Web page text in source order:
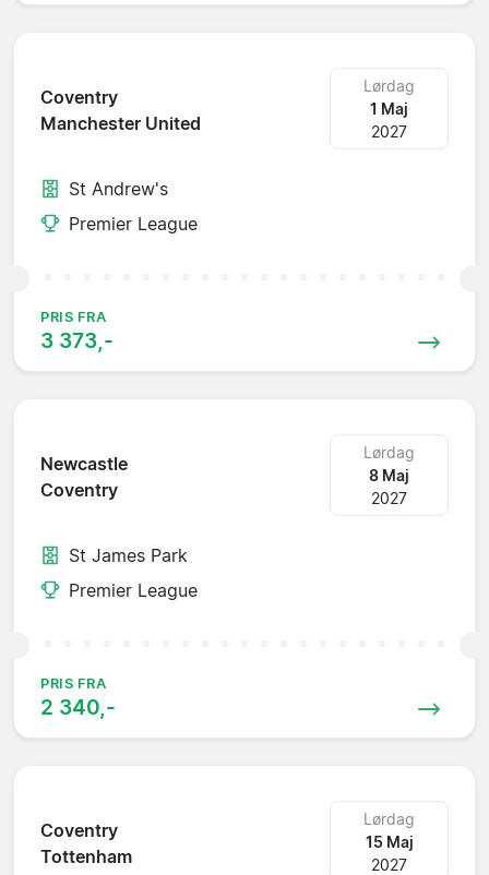
Coventry
Manchester United
Lørdag
1 Maj
2027
St Andrew's
Premier League
PRIS FRA
3 373,-
Newcastle
Coventry
Lørdag
8 Maj
2027
St James Park
Premier League
PRIS FRA
2 340,-
Coventry
Tottenham
Lørdag
15 Maj
2027